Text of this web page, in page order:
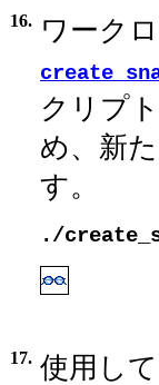
16. ワーク
クリプ
め、新
す。
./
17. 使用し